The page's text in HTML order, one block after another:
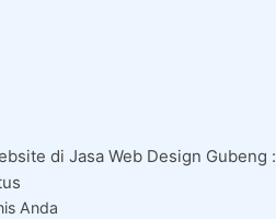
di Jasa Web Design Gubeng :
Anda